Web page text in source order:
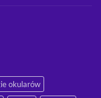
okularów